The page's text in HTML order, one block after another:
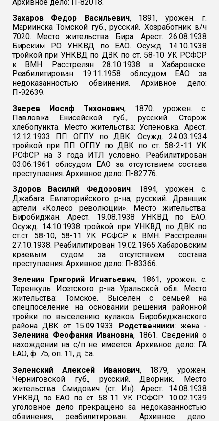
Архивное дело: П-82018.
Захаров Федор Васильевич, 1891, урожен. г.
Мариинска Томской губ., русский. Хозработник в/ч
7020. Место жительства: Бира. Арест. 26.08.1938
Бирским РО УНКВД по ЕАО. Осужд. 14.10.1938
тройкой при УНКВД по ДВК по ст. 58-10 УК РСФСР
к ВМН. Расстрелян 28.10.1938 в Хабаровске.
Реабилитирован 19.11.1958 облсудом ЕАО за
недоказанностью обвинения. Архивное дело:
П-92639.
Зверев Иосиф Тихонович, 1870, урожен. с.
Павловка Енисейской губ., русский. Сторож
хлебопункта. Место жительства: Успеновка. Арест.
12.12.1933 ПП ОГПУ по ДВК. Осужд. 24.03.1934
тройкой при ПП ОГПУ по ДВК по ст. 58-2-11 УК
РСФСР на 3 года ИТЛ условно. Реабилитирован
03.06.1961 облсудом ЕАО за отсутствием состава
преступления. Архивное дело: П-82776.
Здоров Василий Федорович, 1894, урожен. с.
Джабага Евпаторийского р-на, русский. Дранщик
артели «Колесо революции». Место жительства:
Биробиджан. Арест. 19.08.1938 УНКВД по ЕАО.
Осужд. 14.10.1938 тройкой при УНКВД по ДВК по
ст.ст. 58-10, 58-11 УК РСФСР к ВМН. Расстрелян
27.10.1938. Реабилитирован 19.02.1965 Хабаровским
краевым судом за отсутствием состава
преступления. Архивное дело: П-83366.
Зеленин Григорий Игнатьевич, 1861, урожен. с.
Теренкуль Исетского р-на Уральской обл. Место
жительства: Томское. Выселен с семьей на
спецпоселение на основании решения районной
тройки по выселению кулаков Биробиджанского
района ДВК от 15.09.1933. Родственники:жена -
Зеленина Феофания Ивановна, 1861. Сведений о
нахождении на с/п не имеется. Архивное дело: ГА
ЕАО, ф. 75, оп. 11, д. 5а.
Зеленский Алексей Иванович, 1879, урожен.
Черниговской губ., русский. Дворник. Место
жительства: Смидович (ст. Ин). Арест. 14.08.1938
УНКВД по ЕАО по ст. 58-11 УК РСФСР. 10.02.1939
уголовное дело прекращено за недоказанностью
обвинения, реабилитирован. Архивное дело: